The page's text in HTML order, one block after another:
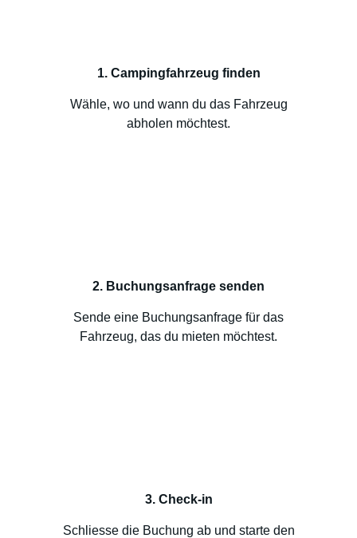
1. Campingfahrzeug finden
Wähle, wo und wann du das Fahrzeug
abholen möchtest.
2. Buchungsanfrage senden
Sende eine Buchungsanfrage für das
Fahrzeug, das du mieten möchtest.
3. Check-in
Schliesse die Buchung ab und starte den